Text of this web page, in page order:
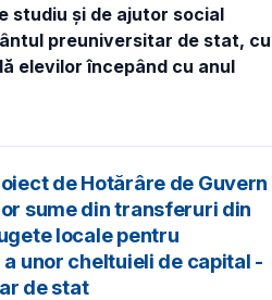
studiu și de ajutor social
preuniversitar de stat, cu
elevilor începând cu anul
de Hotărâre de Guvern
sume din transferuri din
locale pentru
unor cheltuieli de capital -
de stat